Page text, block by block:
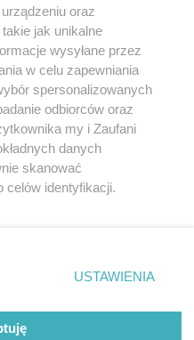
Czeladzi
otwarty
Skontakuj sięz nami
Kontakt
Redakcja
Newsletter
oraz
jak unikalne
wysyłane przez
w celu zapewniania
spersonalizowanych
odbiorców oraz
my i Zaufani
danych
skanować
celów identyfikacji.
ustawień prywatności
rogu strony
wymagają zgody
się takiemu
USTAWIENIA